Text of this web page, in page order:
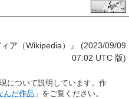
ア（Wikipedia）』 (2023/09/09
07:02 UTC 版)
について説明しています。作
んだ作品 」をご覧ください。